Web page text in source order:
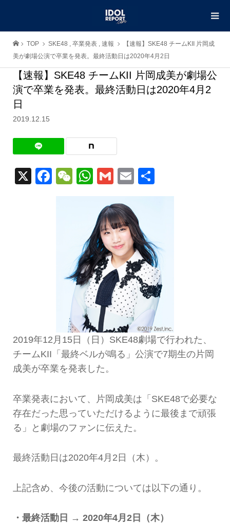
TOP SKE48 , 卒業発表 , 速報
【速報】SKE48 チームKII 片岡成
美が劇場公演で卒業を発表。最終活動日は2020年4月2日
【速報】SKE48 チームKII 片岡成美が劇場公
演で卒業を発表。最終活動日は2020年4月2
日
2019.12.15
X Facebook
WeChat
WhatsApp
GmailEmail
有
2019年12月15日（日）SKE48劇場で行われた、
チームKII「最終ベルが鳴る」公演で7期生の片岡
成美が卒業を発表した。
卒業発表において、片岡成美は「SKE48で必要な
存在だった思っていただけるように最後まで頑張
る」と劇場のファンに伝えた。
最終活動日は2020年4月2日（木）。
上記含め、今後の活動については以下の通り。
・最終活動日 → 2020年4月2日（木）